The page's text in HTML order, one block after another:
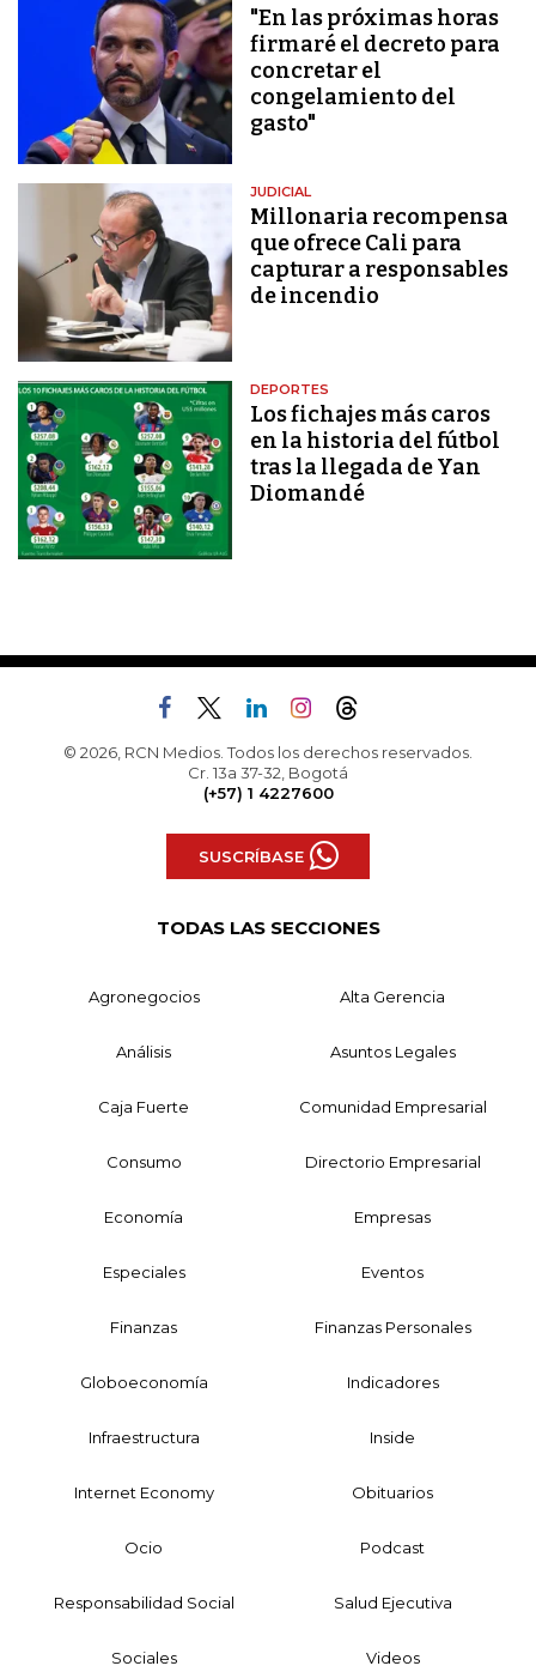
"En las próximas horas
firmaré el decreto para
concretar el
congelamiento del
gasto"
JUDICIAL
Millonaria recompensa
que ofrece Cali para
capturar a responsables
de incendio
DEPORTES
Los fichajes más caros
en la historia del fútbol
tras la llegada de Yan
Diomandé
© 2026, RCN Medios. Todos los derechos reservados.
Cr. 13a 37-32, Bogotá
(+57) 1 4227600
SUSCRÍBASE
TODAS LAS SECCIONES
Agronegocios Alta Gerencia
Análisis Asuntos Legales
Caja Fuerte Comunidad Empresarial
Consumo Directorio Empresarial
Economía Empresas
Especiales Eventos
Finanzas Finanzas Personales
Globoeconomía Indicadores
Infraestructura Inside
Internet Economy Obituarios
Ocio Podcast
Responsabilidad Social Salud Ejecutiva
Sociales Videos